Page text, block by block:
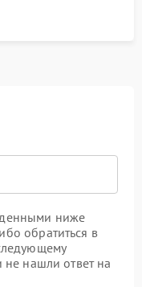
ниже
обратиться в
не нашли ответ на